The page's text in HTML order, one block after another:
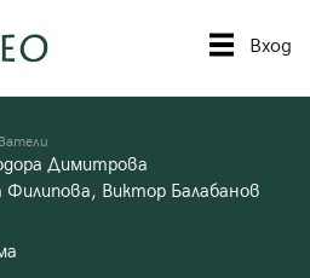
Вход
Димитрова
Филипова , Виктор Балабанов